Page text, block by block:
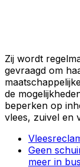
Zij wordt
gevraagd om
de
beperken op
vlees, zuivel en
Geen
meer in